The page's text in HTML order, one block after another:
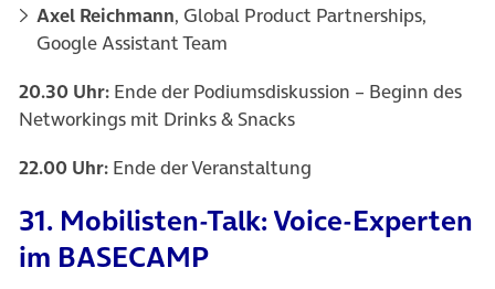
Axel Reichmann, Global Product Partnerships,
Google Assistant Team
20.30 Uhr: Ende der Podiumsdiskussion – Beginn des
Networkings mit Drinks & Snacks
22.00 Uhr: Ende der Veranstaltung
31. Mobilisten-Talk: Voice-Experten
im BASECAMP